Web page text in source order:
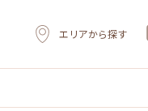
エリアから探す